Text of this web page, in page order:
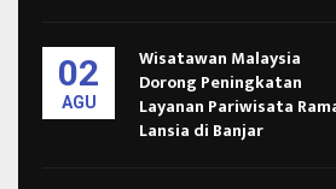
02
AGU
Wisatawan Malaysia
Dorong Peningkatan
Layanan Pariwisata
Lansia di Banjar